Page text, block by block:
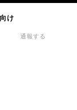
け
通報する